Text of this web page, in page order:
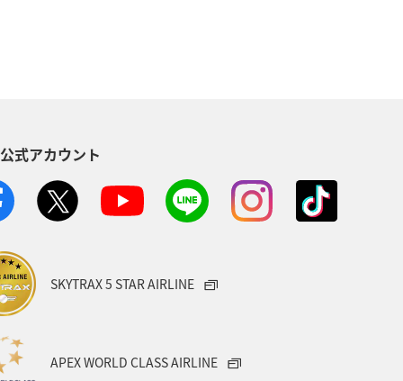
式アカウント
SKYTRAX 5 STAR AIRLINE
APEX WORLD CLASS AIRLINE